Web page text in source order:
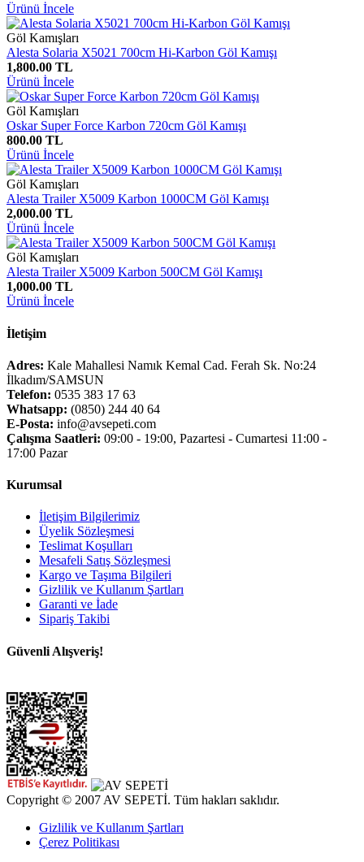
Ürünü İncele
Göl Kamışları
Alesta Solaria X5021 700cm Hi-Karbon Göl Kamışı
1,800.00 TL
Ürünü İncele
Göl Kamışları
Oskar Super Force Karbon 720cm Göl Kamışı
800.00 TL
Ürünü İncele
Göl Kamışları
Alesta Trailer X5009 Karbon 1000CM Göl Kamışı
2,000.00 TL
Ürünü İncele
Göl Kamışları
Alesta Trailer X5009 Karbon 500CM Göl Kamışı
1,000.00 TL
Ürünü İncele
İletişim
Adres: Kale Mahallesi Namık Kemal Cad. Ferah Sk. No:24
İlkadım/SAMSUN
Telefon: 0535 383 17 63
Whatsapp: (0850) 244 40 64
E-Posta: info@avsepeti.com
Çalışma Saatleri: 09:00 - 19:00, Pazartesi - Cumartesi 11:00 -
17:00 Pazar
Kurumsal
İletişim Bilgilerimiz
Üyelik Sözleşmesi
Teslimat Koşulları
Mesafeli Satış Sözleşmesi
Kargo ve Taşıma Bilgileri
Gizlilik ve Kullanım Şartları
Garanti ve İade
Sipariş Takibi
Güvenli Alışveriş!
Copyright © 2007 AV SEPETİ. Tüm hakları saklıdır.
Gizlilik ve Kullanım Şartları
Çerez Politikası